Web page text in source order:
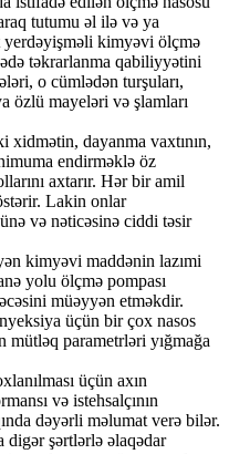
tutumu əl ilə və ya
yerdəyişməli kimyəvi ölçmə
təkrarlanma qabiliyyətini
o cümlədən turşuları,
özlü mayeləri və şlamları
dayanma vaxtının,
endirməklə öz
axtarır. Hər bir amil
Lakin onlar
və nəticəsinə ciddi təsir
kimyəvi maddənin lazımi
yolu ölçmə pompası
müəyyən etməkdir.
üçün bir çox nasos
mütləq parametrləri yığmağa
üçün axın
və istehsalçının
dəyərli məlumat verə bilər.
digər şərtlərlə əlaqədar